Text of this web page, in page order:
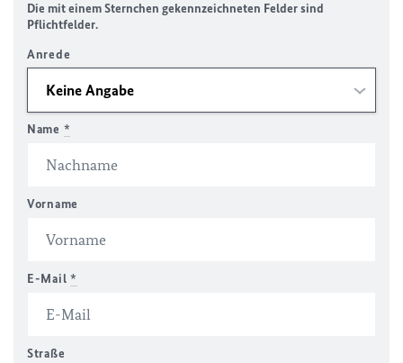
Die mit einem Sternchen gekennzeichneten Felder sind
Pflichtfelder.
Anrede
Name *
Vorname
E-Mail *
Straße